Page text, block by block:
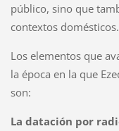
público, sino que
contextos domésticos.
Los elementos que
la época en la que
son:
La datación por